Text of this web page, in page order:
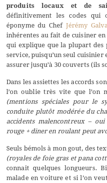
produits locaux et de
définitivement les codes qui
éponyme du Chef Jérémy
inhérentes au fait de cuisiner
qui explique que la plupart des
service, puisqu’un seul
assurer jusqu’à 30 couverts (ils
Dans les assiettes les accords
l’on oublie très vite que l’on
(mentions spéciales pour le
conduite plutôt modérée du
accidents malencontreux –
rouge + diner en roulant peut
Seuls bémols à mon gout, des
(royales de foie gras et pana
connait quelques longueurs.
malade en voiture et si l’on